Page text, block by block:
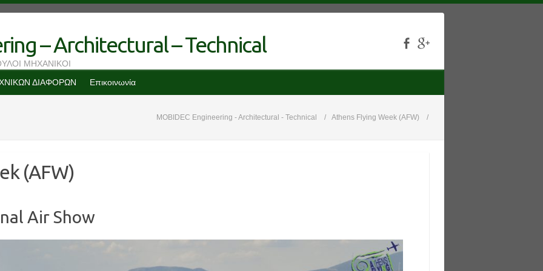
– Architectural – Technical
ΜΗΧΑΝΙΚΟΙ
ΔΙΑΦΟΡΩΝ Επικοινωνία
MOBIDEC Engineering - Architectural - Technical Athens Flying Week (AFW)
(AFW)
Air Show